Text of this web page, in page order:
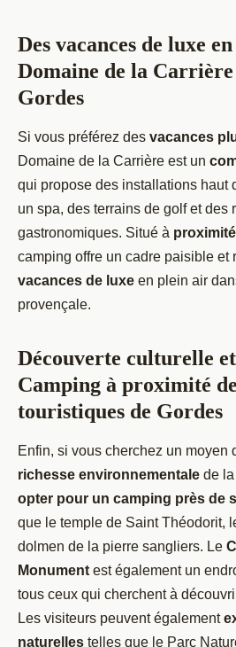
Des vacances de luxe
Domaine de la
Gordes
Si vous préférez des vacances
Domaine de la Carrière est un
qui propose des installations haut
un spa, des terrains de golf et des
gastronomiques. Situé à
camping offre un cadre paisible et
vacances de luxe en plein air
provençale.
Découverte culturelle
Camping à proximité
touristiques de Gordes
Enfin, si vous cherchez un moyen
richesse environnementale de
opter pour un camping près de
que le temple de Saint Théodorit,
dolmen de la pierre sangliers. Le
Monument est également un
tous ceux qui cherchent à
Les visiteurs peuvent également
naturelles telles que le Parc